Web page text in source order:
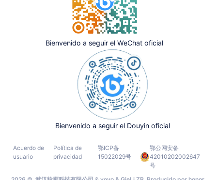
Bienvenido a seguir el WeChat oficial
Bienvenido a seguir el Douyin oficial
Acuerdo de
usuario
Política de
privacidad
鄂ICP备
15022029号
鄂公网安备
42010202002647
号